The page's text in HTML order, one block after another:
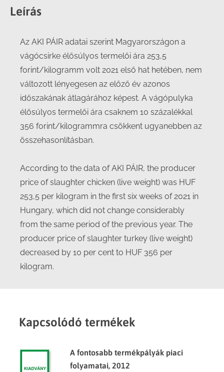
Facebook
X
Leírás
Az AKI PÁIR adatai szerint Magyarországon a
vágócsirke élősúlyos termelői ára 253,5
forint/kilogramm volt 2021 első hat hetében, nem
változott lényegesen az előző év azonos
időszakának átlagárához képest. A vágópulyka
élősúlyos termelői ára csaknem 10 százalékkal
356 forint/kilogrammra csökkent ugyanebben az
összehasonlításban.
According to the data of AKI PÁIR, the producer
price of slaughter chicken (live weight) was HUF
253,5 per kilogram in the first six weeks of 2021 in
Hungary, which did not change considerably
from the same period of the previous year. The
producer price of slaughter turkey (live weight)
decreased by 10 per cent to HUF 356 per
kilogram.
Kapcsolódó termékek
A fontosabb termékpályák piaci
folyamatai, 2012